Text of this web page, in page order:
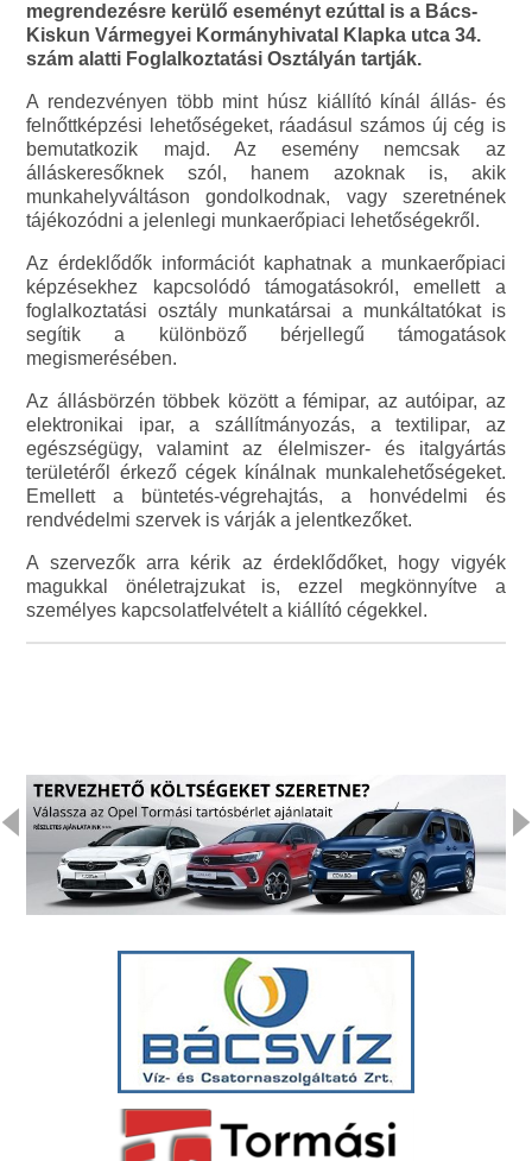
megrendezésre kerülő eseményt ezúttal is a Bács-
Kiskun Vármegyei Kormányhivatal Klapka utca 34.
szám alatti Foglalkoztatási Osztályán tartják.
A rendezvényen több mint húsz kiállító kínál állás- és
felnőttképzési lehetőségeket, ráadásul számos új cég is
bemutatkozik majd. Az esemény nemcsak az
álláskeresőknek szól, hanem azoknak is, akik
munkahelyváltáson gondolkodnak, vagy szeretnének
tájékozódni a jelenlegi munkaerőpiaci lehetőségekről.
Az érdeklődők információt kaphatnak a munkaerőpiaci
képzésekhez kapcsolódó támogatásokról, emellett a
foglalkoztatási osztály munkatársai a munkáltatókat is
segítik a különböző bérjellegű támogatások
megismerésében.
Az állásbörzén többek között a fémipar, az autóipar, az
elektronikai ipar, a szállítmányozás, a textilipar, az
egészségügy, valamint az élelmiszer- és italgyártás
területéről érkező cégek kínálnak munkalehetőségeket.
Emellett a büntetés-végrehajtás, a honvédelmi és
rendvédelmi szervek is várják a jelentkezőket.
A szervezők arra kérik az érdeklődőket, hogy vigyék
magukkal önéletrajzukat is, ezzel megkönnyítve a
személyes kapcsolatfelvételt a kiállító cégekkel.